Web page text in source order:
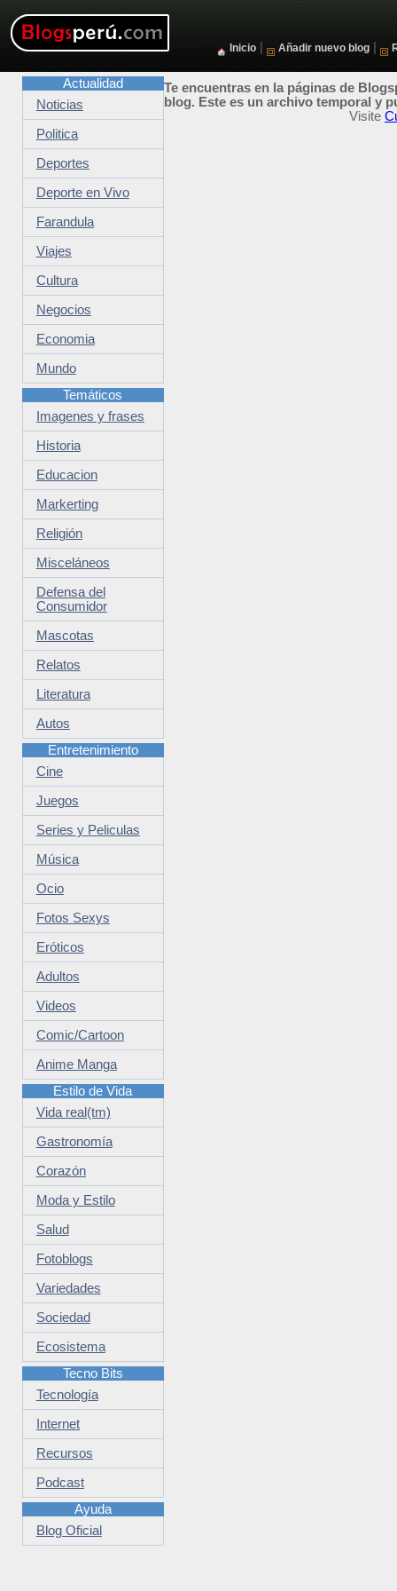
Inicio Añadir nuevo blog
Te encuentras en la páginas de
blog. Este es un archivo temporal y
Visite
Actualidad
Noticias
Politica
Deportes
Deporte en Vivo
Farandula
Viajes
Cultura
Negocios
Economia
Mundo
Temáticos
Imagenes y frases
Historia
Educacion
Markerting
Religión
Misceláneos
Defensa del
Consumidor
Mascotas
Relatos
Literatura
Autos
Entretenimiento
Cine
Juegos
Series y Peliculas
Música
Ocio
Fotos Sexys
Eróticos
Adultos
Videos
Comic/Cartoon
Anime Manga
Estilo de Vida
Vida real(tm)
Gastronomía
Corazón
Moda y Estilo
Salud
Fotoblogs
Variedades
Sociedad
Ecosistema
Tecno Bits
Tecnología
Internet
Recursos
Podcast
Ayuda
Blog Oficial